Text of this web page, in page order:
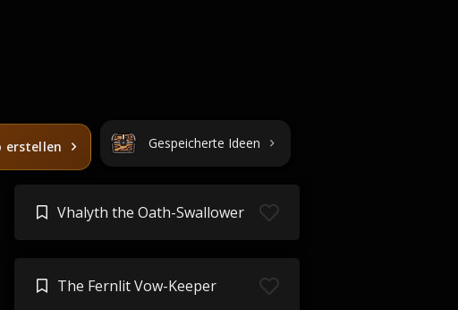
erstellen Gespeicherte Ideen
Vhalyth the Oath-Swallower
The Fernlit Vow-Keeper